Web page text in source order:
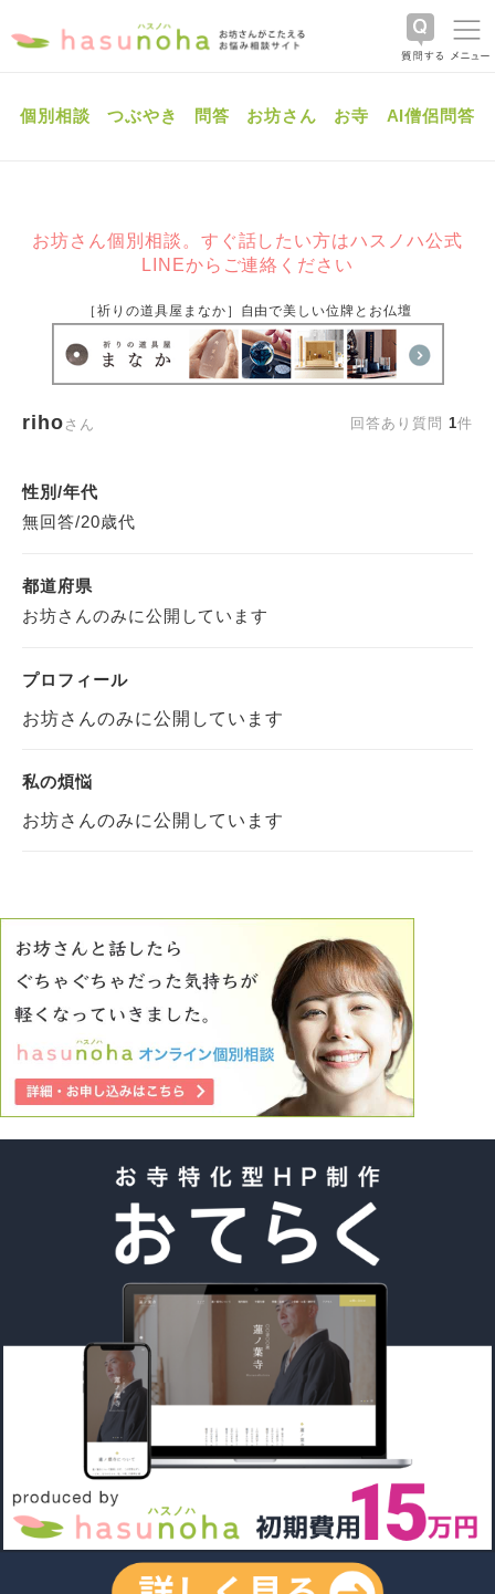
個別相談 つぶやき 問答 お坊さん お寺 AI僧侶問答
お坊さん個別相談。すぐ話したい方はハスノハ公式
LINEからご連絡ください
［祈りの道具屋まなか］自由で美しい位牌とお仏壇
riho さん 回答あり質問1件
性別/年代
無回答/20歳代
都道府県
お坊さんのみに公開しています
プロフィール
お坊さんのみに公開しています
私の煩悩
お坊さんのみに公開しています